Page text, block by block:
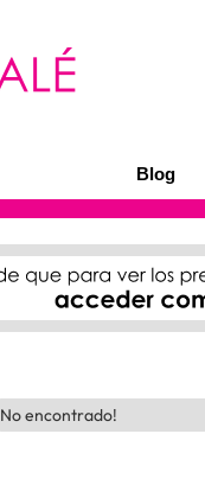
Blog
No encontrado!